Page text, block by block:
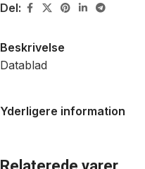
Del:
Beskrivelse
Datablad
Yderligere information